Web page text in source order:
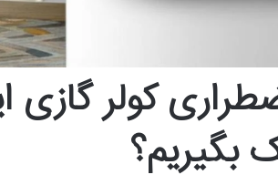
کولر گازی
بگیریم؟